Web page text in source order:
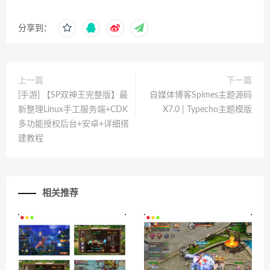
分享到：
上一篇
[手游] 【SP双神王完整版】最
新整理Linux手工服务端+CDK
多功能授权后台+安卓+详细搭
建教程
下一篇
自媒体博客Spimes主题源码
X7.0 | Typecho主题模版
相关推荐